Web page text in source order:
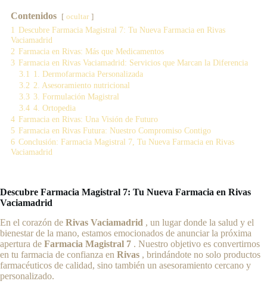
Contenidos ocultar
1 Descubre Farmacia Magistral 7: Tu Nueva Farmacia en Rivas
Vaciamadrid
2 Farmacia en Rivas: Más que Medicamentos
3 Farmacia en Rivas Vaciamadrid: Servicios que Marcan la Diferencia
3.1 1. Dermofarmacia Personalizada
3.2 2. Asesoramiento nutricional
3.3 3. Formulación Magistral
3.4 4. Ortopedia
4 Farmacia en Rivas: Una Visión de Futuro
5 Farmacia en Rivas Futura: Nuestro Compromiso Contigo
6 Conclusión: Farmacia Magistral 7, Tu Nueva Farmacia en Rivas
Vaciamadrid
Descubre Farmacia Magistral 7: Tu Nueva Farmacia en Rivas
Vaciamadrid
En el corazón de Rivas Vaciamadrid , un lugar donde la salud y el
bienestar de la mano, estamos emocionados de anunciar la próxima
apertura de Farmacia Magistral 7 . Nuestro objetivo es convertirnos
en tu farmacia de confianza en Rivas , brindándote no solo productos
farmacéuticos de calidad, sino también un asesoramiento cercano y
personalizado.